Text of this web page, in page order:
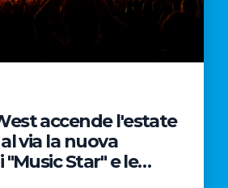
accende l'estate
via la nuova
"Music Star" e le
partnership con